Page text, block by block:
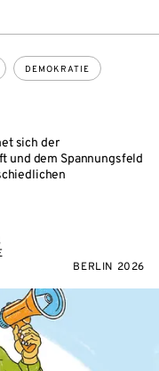
sich der
und dem Spannungsfeld
DEMOKRATIE
BERLIN 2026